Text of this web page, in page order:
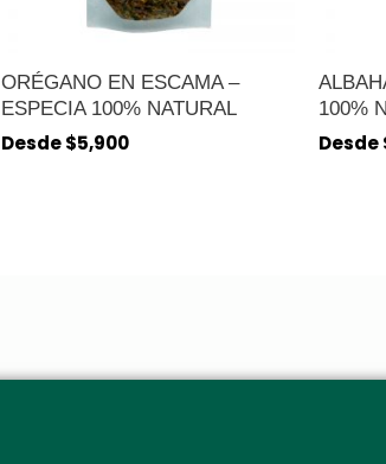
ORÉGANO EN ESCAMA –
ESPECIA 100% NATURAL
Desde$5,900
100%
Desde